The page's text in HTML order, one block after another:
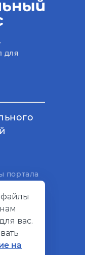
для
портала
файлы
вас.
на